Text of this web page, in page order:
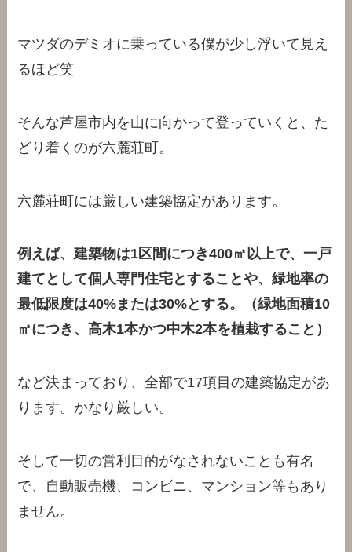
マツダのデミオに乗っている僕が少し浮いて見え
るほど笑
そんな芦屋市内を山に向かって登っていくと、た
どり着くのが六麓荘町。
六麓荘町には厳しい建築協定があります。
例えば、建築物は1区間につき400㎡以上で、一戸
建てとして個人専門住宅とすることや、緑地率の
最低限度は40%または30%とする。（緑地面積10
㎡につき、高木1本かつ中木2本を植栽すること）
など決まっており、全部で17項目の建築協定があ
ります。かなり厳しい。
そして一切の営利目的がなされないことも有名
で、自動販売機、コンビニ、マンション等もあり
ません。